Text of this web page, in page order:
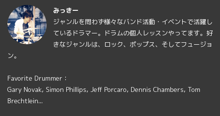
みっきー
ジャンルを問わず様々なバンド活動・イベントで活躍し
ているドラマー。ドラムの個人レッスンやってます。好
きなジャンルは、ロック、ポップス、そしてフュージョ
ン。
Favorite Drummer：
Gary Novak, Simon Phillips, Jeff Porcaro, Dennis Chambers, Tom
Brechtlein...